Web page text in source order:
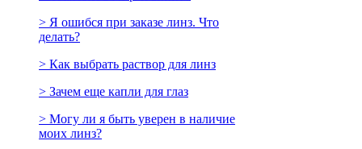
> Я ошибся при заказе линз. Что
делать?
> Как выбрать раствор для линз
> Зачем еще капли для глаз
> Могу ли я быть уверен в наличие
моих линз?